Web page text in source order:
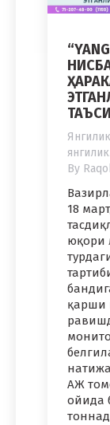
By
18
юқори
қарши
АЖ
ойида